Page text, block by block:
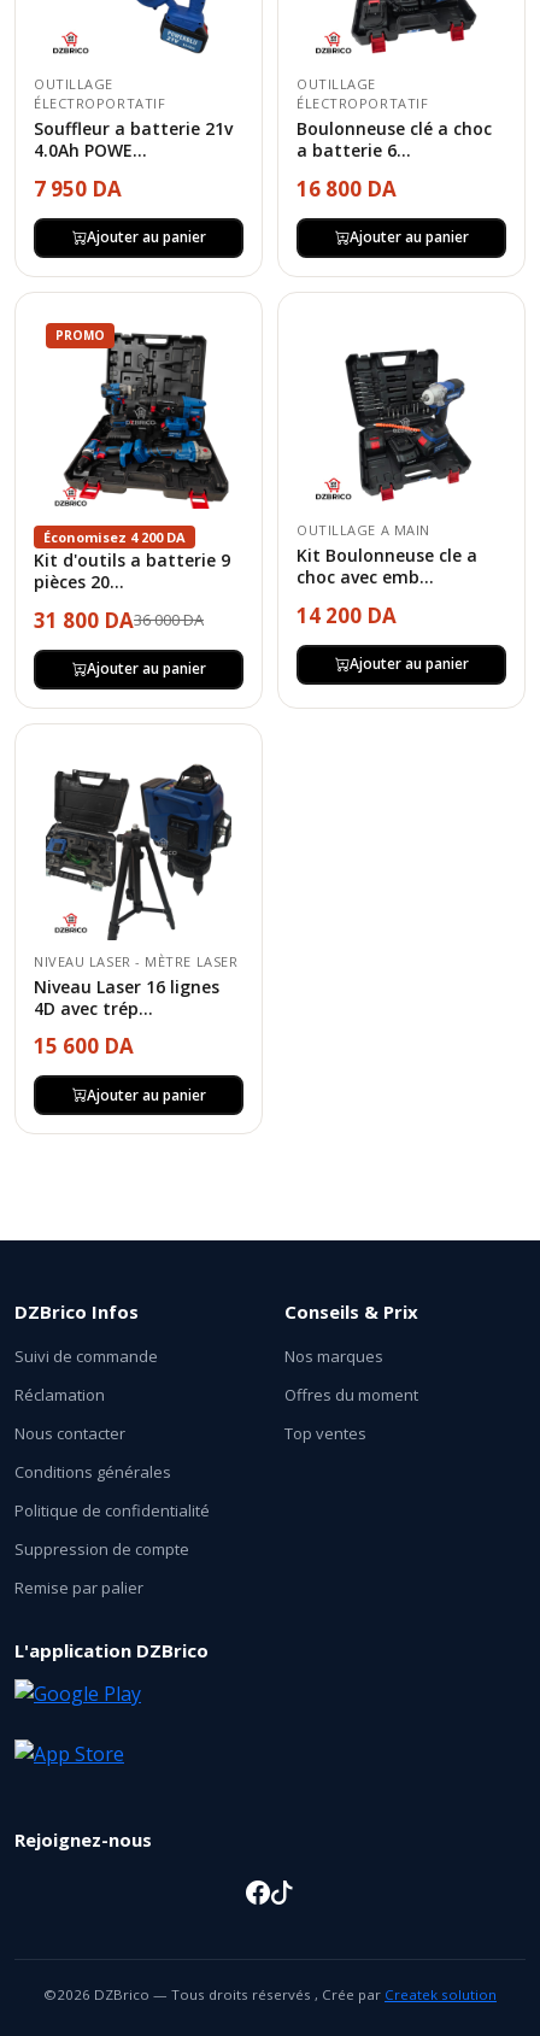
OUTILLAGE
ÉLECTROPORTATIF
Souffleur a batterie 21v
4.0Ah POWE...
7 950 DA
Ajouter au panier
OUTILLAGE
ÉLECTROPORTATIF
Boulonneuse clé a choc
a batterie 6...
16 800 DA
Ajouter au panier
PROMO
Économisez 4 200 DA
Kit d'outils a batterie 9
pièces 20...
31 800 DA36 000 DA
Ajouter au panier
OUTILLAGE A MAIN
Kit Boulonneuse cle a
choc avec emb...
14 200 DA
Ajouter au panier
NIVEAU LASER - MÈTRE LASER
Niveau Laser 16 lignes
4D avec trép...
15 600 DA
Ajouter au panier
DZBrico Infos
Suivi de commande
Réclamation
Nous contacter
Conditions générales
Politique de confidentialité
Suppression de compte
Remise par palier
Conseils & Prix
Nos marques
Offres du moment
Top ventes
L'application DZBrico
Rejoignez-nous
©2026 DZBrico — Tous droits réservés , Crée par Createk solution